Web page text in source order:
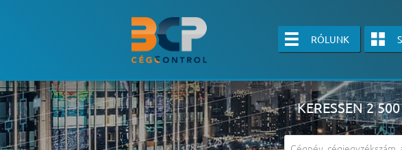
RÓLUNK
KERESSEN 2